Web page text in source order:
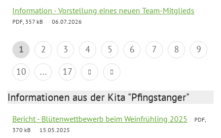
Information - Vorstellung eines neuen Team-Mitglieds
PDF, 357 kB 06.07.2026
1 2 3 4 5 6 7 8
9
10
... 17
Informationen aus der Kita "Pfingstanger"
Bericht - Blütenwettbewerb beim Weinfrühling 2025
PDF,
370 kB
15.05.2025